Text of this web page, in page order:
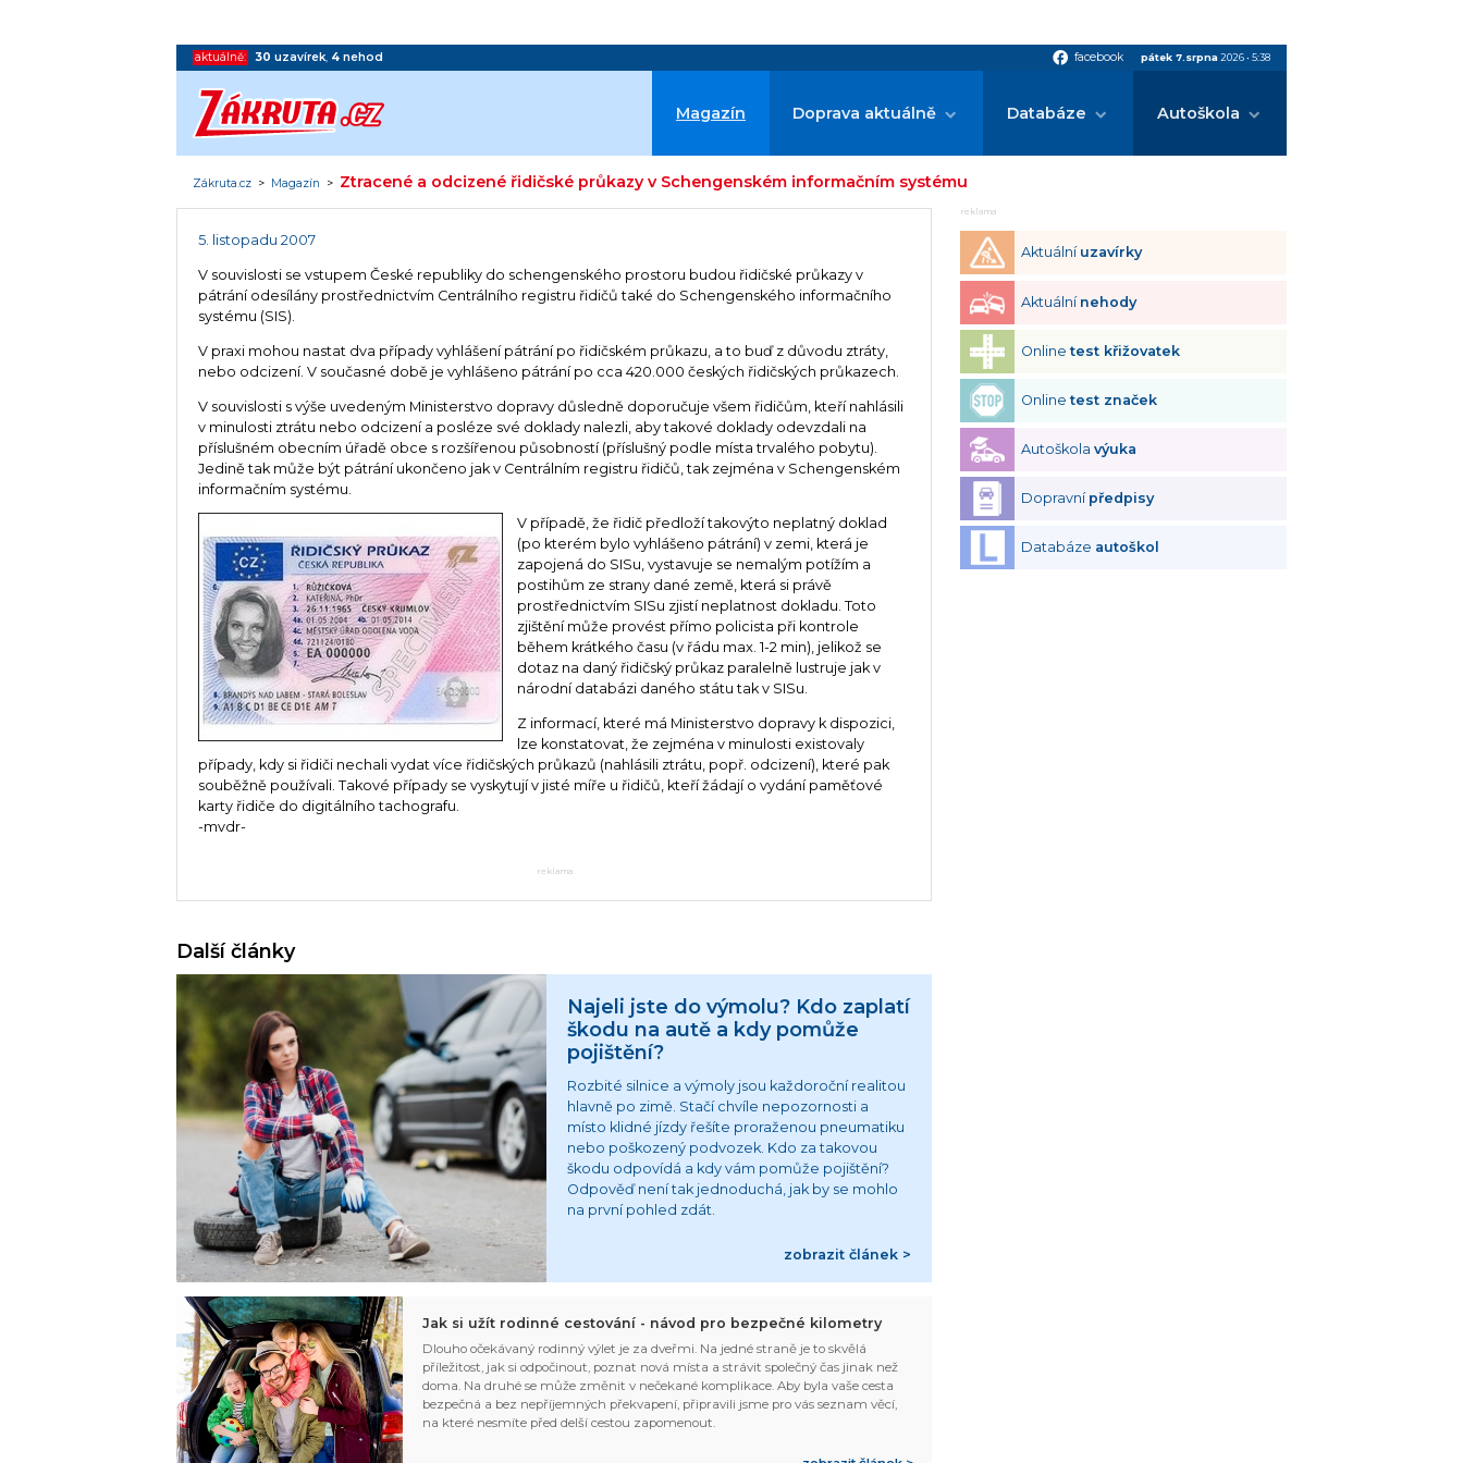
aktuálně: 30 uzavírek, 4 nehod facebook facebook pátek 7.srpna 2026• 5:38
Magazín Doprava aktuálně Databáze Autoškola
Zákruta.cz > Magazín > Ztracené a odcizené řidičské průkazy v Schengenském informačním systému
5. listopadu 2007
V souvislosti se vstupem České republiky do schengenského prostoru budou řidičské průkazy v
pátrání odesílány prostřednictvím Centrálního registru řidičů také do Schengenského informačního
systému (SIS).
V praxi mohou nastat dva případy vyhlášení pátrání po řidičském průkazu, a to buď z důvodu ztráty,
nebo odcizení. V současné době je vyhlášeno pátrání po cca 420.000 českých řidičských průkazech.
V souvislosti s výše uvedeným Ministerstvo dopravy důsledně doporučuje všem řidičům, kteří nahlásili
v minulosti ztrátu nebo odcizení a posléze své doklady nalezli, aby takové doklady odevzdali na
příslušném obecním úřadě obce s rozšířenou působností (příslušný podle místa trvalého pobytu).
Jedině tak může být pátrání ukončeno jak v Centrálním registru řidičů, tak zejména v Schengenském
informačním systému.
V případě, že řidič předloží takovýto neplatný doklad
(po kterém bylo vyhlášeno pátrání) v zemi, která je
zapojená do SISu, vystavuje se nemalým potížím a
postihům ze strany dané země, která si právě
prostřednictvím SISu zjistí neplatnost dokladu. Toto
zjištění může provést přímo policista při kontrole
během krátkého času (v řádu max. 1-2 min), jelikož se
dotaz na daný řidičský průkaz paralelně lustruje jak v
národní databázi daného státu tak v SISu.
Z informací, které má Ministerstvo dopravy k dispozici,
lze konstatovat, že zejména v minulosti existovaly
případy, kdy si řidiči nechali vydat více řidičských průkazů (nahlásili ztrátu, popř. odcizení), které pak
souběžně používali. Takové případy se vyskytují v jisté míře u řidičů, kteří žádají o vydání paměťové
karty řidiče do digitálního tachografu.
-mvdr-
reklama
Další články
Najeli jste do výmolu? Kdo zaplatí
škodu na autě a kdy pomůže
pojištění?
Rozbité silnice a výmoly jsou každoroční realitou
hlavně po zimě. Stačí chvíle nepozornosti a
místo klidné jízdy řešíte proraženou pneumatiku
nebo poškozený podvozek. Kdo za takovou
škodu odpovídá a kdy vám pomůže pojištění?
Odpověď není tak jednoduchá, jak by se mohlo
na první pohled zdát.
zobrazit článek >
Jak si užít rodinné cestování - návod pro bezpečné kilometry
Dlouho očekávaný rodinný výlet je za dveřmi. Na jedné straně je to skvělá
příležitost, jak si odpočinout, poznat nová místa a strávit společný čas jinak než
doma. Na druhé se může změnit v nečekané komplikace. Aby byla vaše cesta
bezpečná a bez nepříjemných překvapení, připravili jsme pro vás seznam věcí,
na které nesmíte před delší cestou zapomenout.
reklama
Aktuální uzavírky
Aktuální nehody
Onlinetest křižovatek
Onlinetest značek
Autoškolavýuka
Dopravní předpisy
Databáze autoškol